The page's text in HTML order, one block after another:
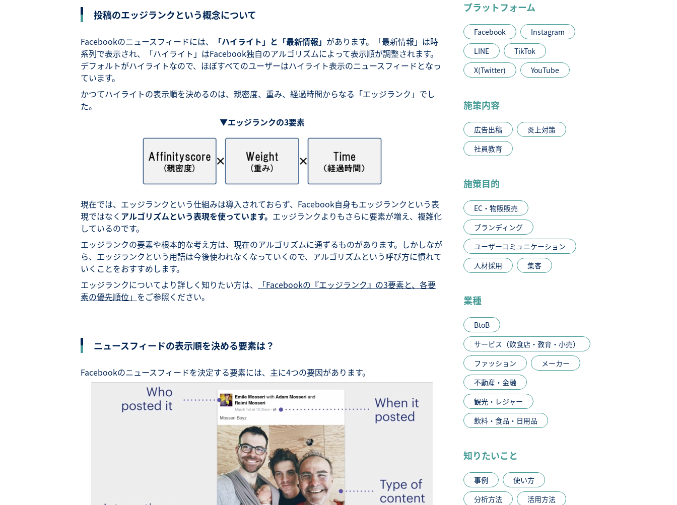
投稿のエッジランクという概念について
Facebookのニュースフィードには、 「ハイライト」と「最新情報」 があります。「最新情報」は時
系列で表示され、「ハイライト」はFacebook独自のアルゴリズムによって表示順が調整されます。
デフォルトがハイライトなので、ほぼすべてのユーザーはハイライト表示のニュースフィードとなっ
ています。
かつてハイライトの表示順を決めるのは、親密度、重み、経過時間からなる「エッジランク」でし
た。
▼エッジランクの3要素
現在では、エッジランクという仕組みは導入されておらず、Facebook自身もエッジランクという表
現ではなく アルゴリズムという表現を使っています。 エッジランクよりもさらに要素が増え、複雑化
しているのです。
エッジランクの要素や根本的な考え方は、現在のアルゴリズムに通ずるものがあります。しかしなが
ら、エッジランクという用語は今後使われなくなっていくので、アルゴリズムという呼び方に慣れて
いくことをおすすめします。
エッジランクについてより詳しく知りたい方は、
「Facebookの『エッジランク』の3要素と、各要
素の優先順位」 をご参照ください。
ニュースフィードの表示順を決める要素は？
Facebookのニュースフィードを決定する要素には、主に4つの要因があります。
プラットフォーム
Facebook
Instagram
LINE
TikTok
X(Twitter)
YouTube
施策内容
広告出稿
炎上対策
社員教育
施策目的
EC・物販販売
ブランディング
ユーザーコミュニケーション
人材採用
集客
業種
BtoB
サービス（飲食店・教育・小売）
ファッション
メーカー
不動産・金融
観光・レジャー
飲料・食品・日用品
知りたいこと
事例
使い方
分析方法
活用方法